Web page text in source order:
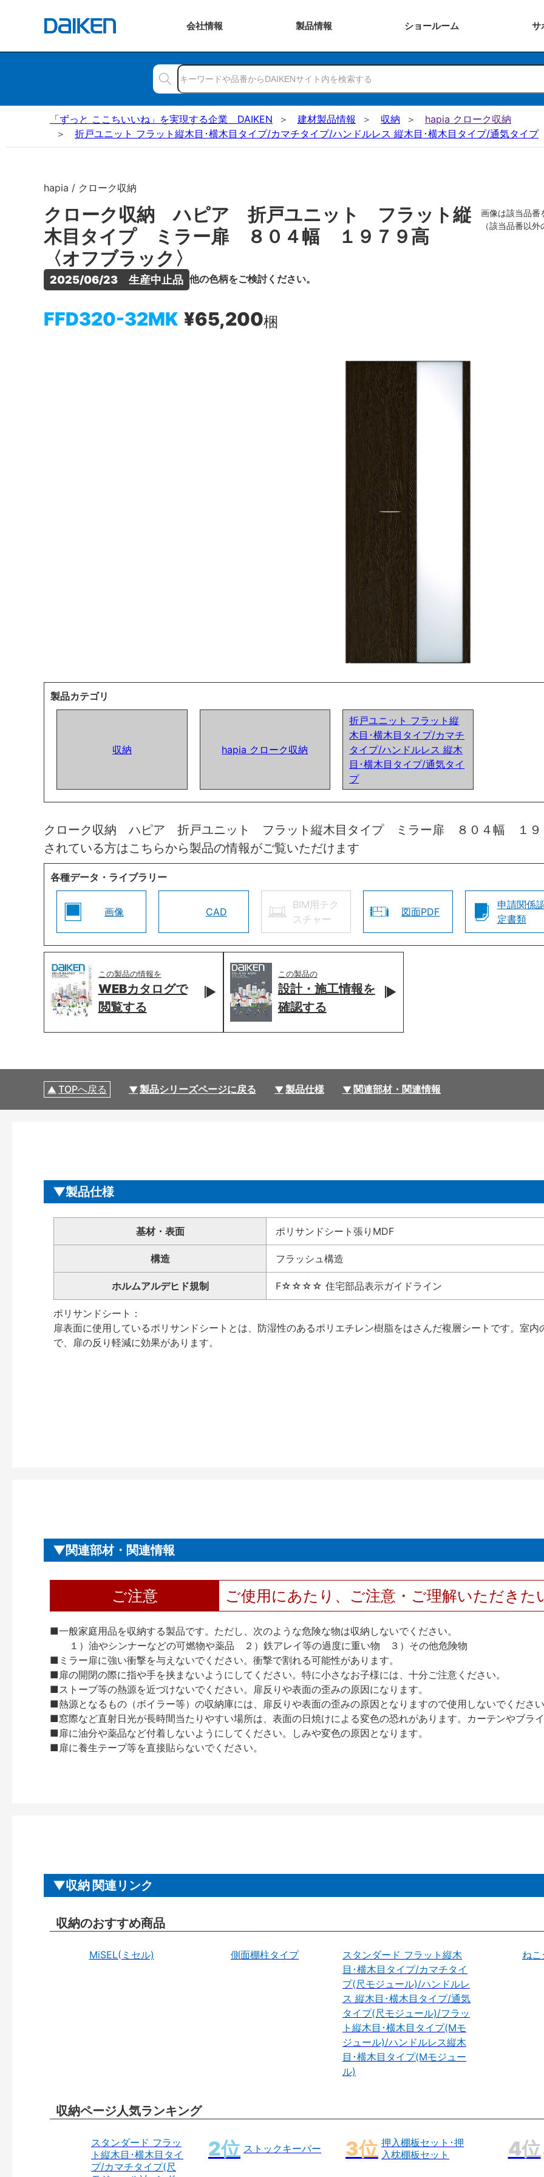
会社情報 製品情報 ショールーム サ
「ずっと ここちいいね」を実現する企業 DAIKEN 建材製品情報 収納
hapia クローク収納
折戸ユニット フラット縦木目･横木目タイプ/カマチタイプ/ハンドルレス 縦木目･横木目タイプ/通気タイプ
hapia / クローク収納
クローク収納 ハピア 折戸ユニット フラット縦
木目タイプ ミラー扉 ８０４幅 １９７９高
〈オフブラック〉
2025/06/23　生産中止品 他の色柄をご検討ください。
FFD320-32MK ¥65,200梱
画像は該当品番
（該当品番以
製品カテゴリ
収納 hapia クローク収納
折戸ユニット フラット縦
木目･横木目タイプ/カマチ
タイプ/ハンドルレス 縦木
目･横木目タイプ/通気タイ
プ
クローク収納 ハピア 折戸ユニット フラット縦木目タイプ ミラー扉 ８０４幅 １９
されている方はこちらから製品の情報がご覧いただけます
各種データ・ライブラリー
画像 CAD
BIM用テク
スチャー
図面PDF
申請関係
定書類
この製品の情報を
WEBカタログで
閲覧する
この製品の
設計・施工情報を
確認する
TOPへ戻る 製品シリーズページに戻る 製品仕様 関連部材・関連情報
製品仕様
基材・表面 ポリサンドシート張りMDF
構造 フラッシュ構造
ホルムアルデヒド規制 F☆☆☆☆ 住宅部品表示ガイドライン
ポリサンドシート：
扉表面に使用しているポリサンドシートとは、防湿性のあるポリエチレン樹脂をはさんだ複層シートです。室
で、扉の反り軽減に効果があります。
関連部材・関連情報
ご注意 ご使用にあたり、ご注意・ご理解いただきた
■一般家庭用品を収納する製品です。ただし、次のような危険な物は収納しないでください。
１）油やシンナーなどの可燃物や薬品 ２）鉄アレイ等の過度に重い物 ３）その他危険物
■ミラー扉に強い衝撃を与えないでください。衝撃で割れる可能性があります。
■扉の開閉の際に指や手を挟まないようにしてください。特に小さなお子様には、十分ご注意ください。
■ストーブ等の熱源を近づけないでください。扉反りや表面の歪みの原因になります。
■熱源となるもの（ボイラー等）の収納庫には、扉反りや表面の歪みの原因となりますので使用しないでくださ
■窓際など直射日光が長時間当たりやすい場所は、表面の日焼けによる変色の恐れがあります。カーテンやブラ
■扉に油分や薬品など付着しないようにしてください。しみや変色の原因となります。
■扉に養生テープ等を直接貼らないでください。
収納 関連リンク
収納のおすすめ商品
MiSEL(ミセル) 側面棚柱タイプ
スタンダード フラット縦木
目･横木目タイプ/カマチタイ
プ(尺モジュール)/ハンドルレ
ス 縦木目･横木目タイプ/通気
タイプ(尺モジュール)/フラッ
ト縦木目･横木目タイプ(Mモ
ジュール)/ハンドルレス縦木
目･横木目タイプ(Mモジュー
ル)
ね
収納ページ人気ランキング
スタンダード フラッ
ト縦木目･横木目タイ
プ/カマチタイプ(尺
ストックキーパー
押入棚板セット･押
入枕棚板セット